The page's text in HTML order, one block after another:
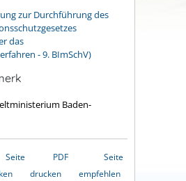
zur Durchführung des
das
- 9. BImSchV)
Baden-
Seite
PDF
drucken
Seite
empfehlen